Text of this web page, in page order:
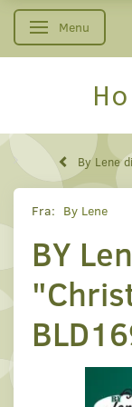
Skifte navigation
Menu
By Lene
Fra: By Lene
BY